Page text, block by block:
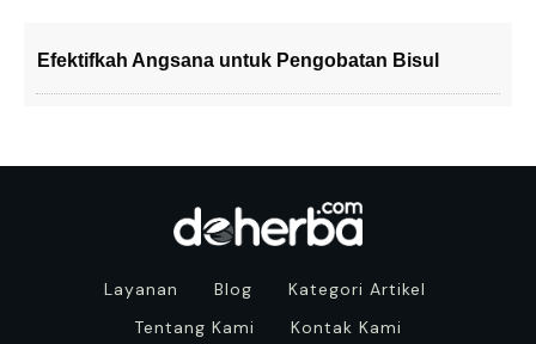
Efektifkah Angsana untuk Pengobatan Bisul
Layanan Blog
Kategori Artikel
Tentang Kami
Kontak Kami